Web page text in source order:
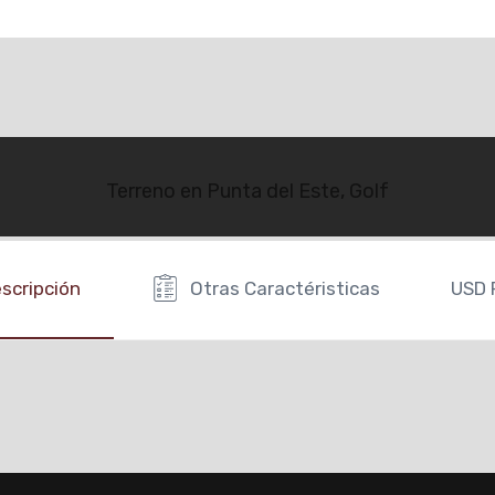
Terreno en Punta del Este, Golf
Otras Caractéristicas USD